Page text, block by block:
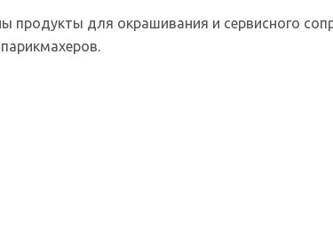
продукты для окрашивания и сервисного